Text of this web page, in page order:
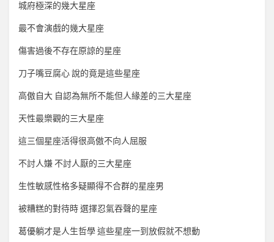
城府極深的幾大星座
最不會演戲的幾大星座
傷害過後不存在原諒的星座
刀子嘴豆腐心 說的竟是這些星座
高傲自大 自認為無所不能但人緣差的三大星座
天性最樂觀的三大星座
這三個星座活得很高傲不向人屈服
不討人嫌 不討人厭的三大星座
生性敏感性格多疑顯得不合群的星座男
被糟糕的對待時 選擇忍氣吞聲的星座
葛優躺才是人生哲學 這些星座一到放假就不想動